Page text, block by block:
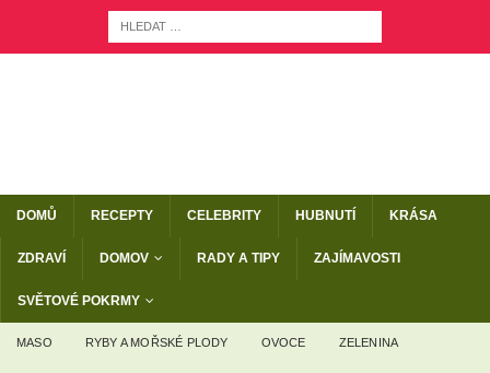
DOMŮ RECEPTY CELEBRITY HUBNUTÍ KRÁSA
ZDRAVÍ DOMOV RADY A TIPY ZAJÍMAVOSTI
SVĚTOVÉ POKRMY
MASO RYBY A MOŘSKÉ PLODY OVOCE ZELENINA